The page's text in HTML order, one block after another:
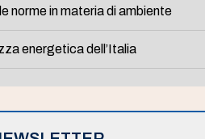
norme in materia di ambiente
energetica dell’Italia